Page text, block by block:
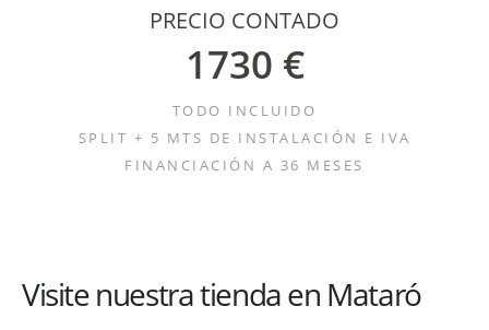
PRECIO CONTADO
1730 €
TODO INCLUIDO
SPLIT + 5 MTS DE INSTALACIÓN E IVA
FINANCIACIÓN A 36 MESES
Visite nuestra tienda en Mataró